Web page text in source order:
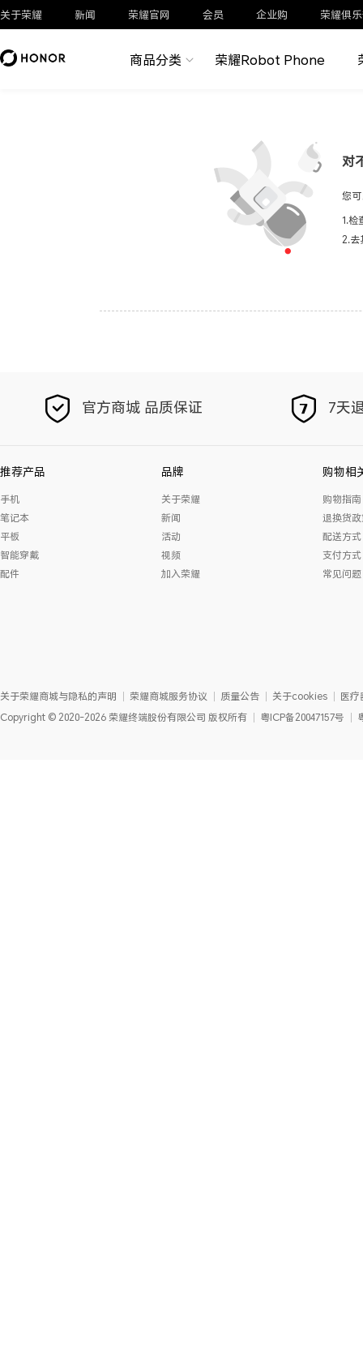
关于荣耀 新闻 荣耀官网 会员 企业购 荣耀俱
商品分类 荣耀Robot Phone
对
您
1.检
2.去
官方商城 品质保证 7天
推荐产品
手机
笔记本
平板
智能穿戴
配件
品牌
关于荣耀
新闻
活动
视频
加入荣耀
购物相
购物指南
退换货
配送方式
支付方式
常见问题
关于荣耀商城与隐私的声明 荣耀商城服务协议 质量公告 关于cookies
医疗
Copyright © 2020-2026 荣耀终端股份有限公司 版权所有 粤ICP备20047157号